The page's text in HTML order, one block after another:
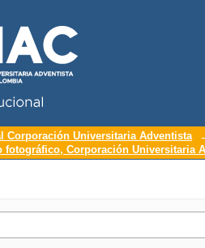
Corporación Universitaria Adventista
fotográfico, Corporación Universitaria